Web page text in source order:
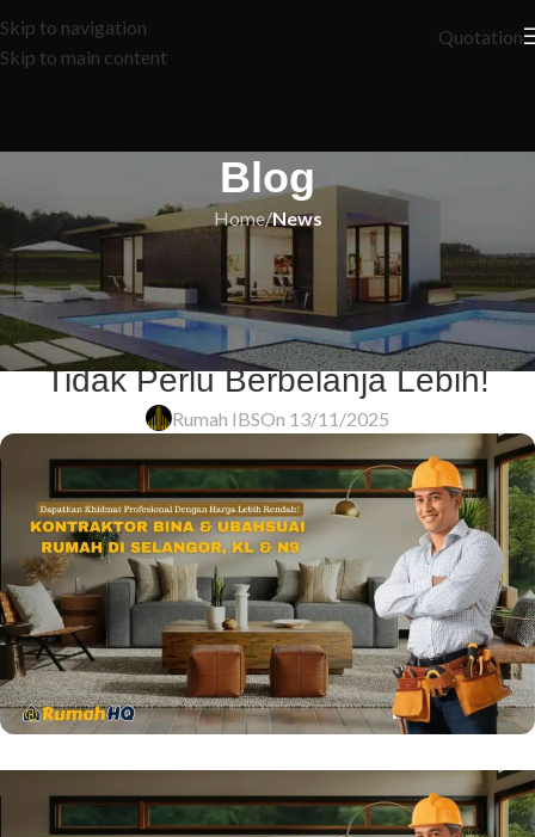
Skip to navigation
Skip to main content
Quotation
Blog
Home/News
NEWS
7 Rahsia Renovasi Rumah Murah
yang Membongkar Mengapa Anda
Tidak Perlu Berbelanja Lebih!
Rumah IBSOn 13/11/2025